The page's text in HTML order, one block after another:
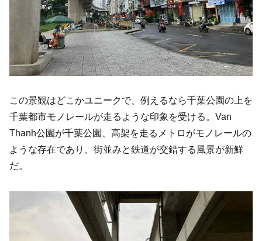
この景観はどこかユニークで、例えるなら千葉公園の上を
千葉都市モノレールが走るような印象を受ける。Van
Thanh公園が千葉公園、高架を走るメトロがモノレールの
ような存在であり、街並みと鉄道が交錯する風景が新鮮
だ。